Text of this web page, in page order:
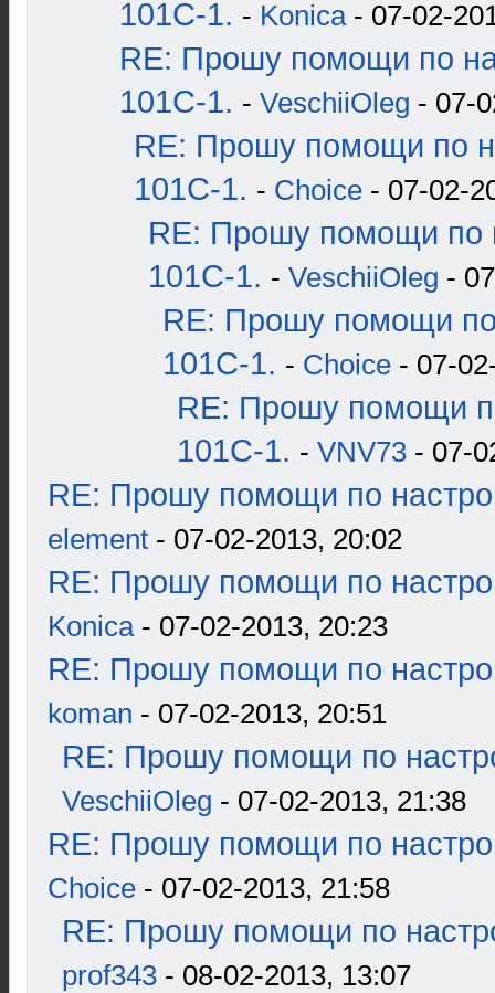
101С-1. - Konica- 07-02-
RE: Прошу помощи по
101С-1. - VeschiiOleg - 07-
RE: Прошу помощи по
101С-1. - Choice - 07-02-
RE: Прошу помощи по
101С-1. - VeschiiOleg -
RE: Прошу помощи
101С-1. - Choice - 07-
RE: Прошу помощи
101С-1. - VNV73 - 07-
RE: Прошу помощи по
element - 07-02-2013, 20:02
RE: Прошу помощи по
Konica- 07-02-2013, 20:23
RE: Прошу помощи по
koman - 07-02-2013, 20:51
RE: Прошу помощи по
VeschiiOleg - 07-02-2013, 21:38
RE: Прошу помощи по
Choice - 07-02-2013, 21:58
RE: Прошу помощи по
prof343 - 08-02-2013, 13:07